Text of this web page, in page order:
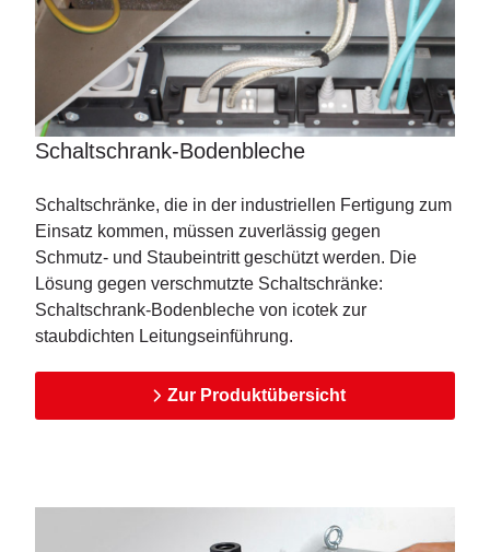
Schaltschrank-Bodenbleche
Schaltschränke, die in der industriellen Fertigung zum
Einsatz kommen, müssen zuverlässig gegen
Schmutz- und Staubeintritt geschützt werden. Die
Lösung gegen verschmutzte Schaltschränke:
Schaltschrank-Bodenbleche von icotek zur
staubdichten Leitungseinführung.
Zur Produktübersicht